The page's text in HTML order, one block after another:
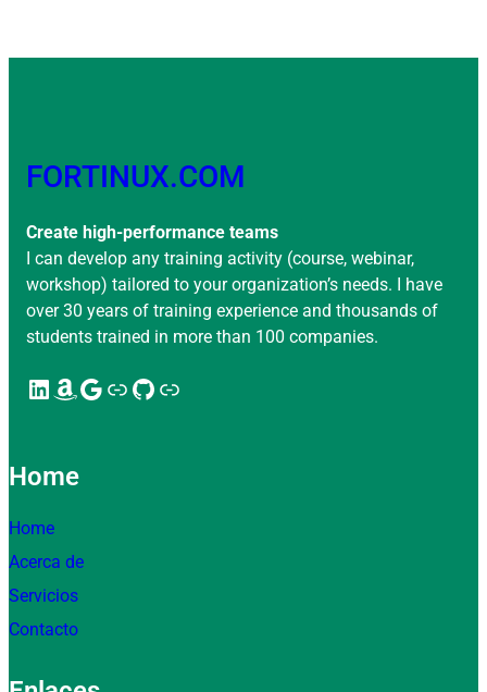
FORTINUX.COM
Create high-performance teams
I can develop any training activity (course, webinar,
workshop) tailored to your organization’s needs. I have
over 30 years of training experience and thousands of
students trained in more than 100 companies.
LinkedIn Amazon Google Enlace GitHub Enlace
Home
Home
Acerca de
Servicios
Contacto